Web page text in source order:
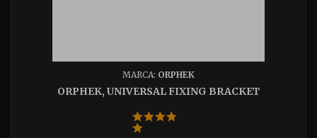
MARCA: ORPHEK
ORPHEK, UNIVERSAL FIXING BRACKET